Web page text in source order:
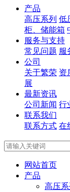
产品
高压系列 低
柜、储能箱
服务与支持
常见问题 服
公司
关于繁荣 资
展
最新资讯
公司新闻 行
联系我们
联系方式 在
网站首页
产品
高压系